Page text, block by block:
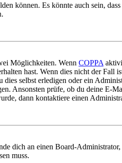
können. Es könnte auch sein,
Möglichkeiten. Wenn COPPA
hast. Wenn dies nicht der Fall
selbst erledigen oder ein
Ansonsten prüfe, ob du deine E-
dann kontaktiere einen
dich an einen Board-Administrator,
muss.